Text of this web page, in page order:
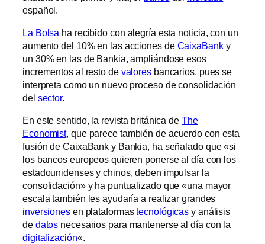
español.
La Bolsa ha recibido con alegría esta noticia, con un
aumento del 10% en las acciones de CaixaBanky
un 30% en las de Bankia, ampliándose esos
incrementos al resto de valoresbancarios, pues se
interpreta como un nuevo proceso de consolidación
del sector.
En este sentido, la revista británica de The
Economist, que parece también de acuerdo con esta
fusión de CaixaBank y Bankia, ha señalado que «si
los bancos europeos quieren ponerse al día con los
estadounidenses y chinos, deben impulsar la
consolidación» y ha puntualizado que «una mayor
escala también les ayudaría a realizar grandes
inversionesen plataformastecnológicas y análisis
de datos necesarios para mantenerse al día con la
digitalización«.